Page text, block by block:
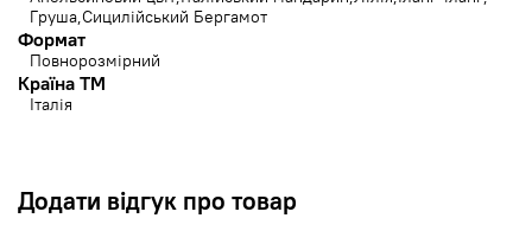
Груша Сицилійський Бергамот
Формат
Повнорозмірний
Країна ТМ
Італія
Додати відгук про товар